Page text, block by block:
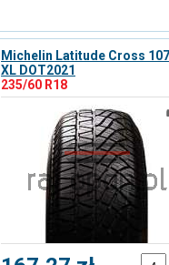
Michelin Latitude Cross
XL DOT2021
235/60 R18